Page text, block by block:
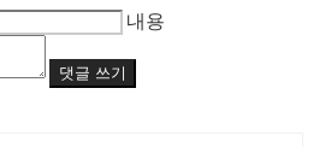
내용
댓글 쓰기